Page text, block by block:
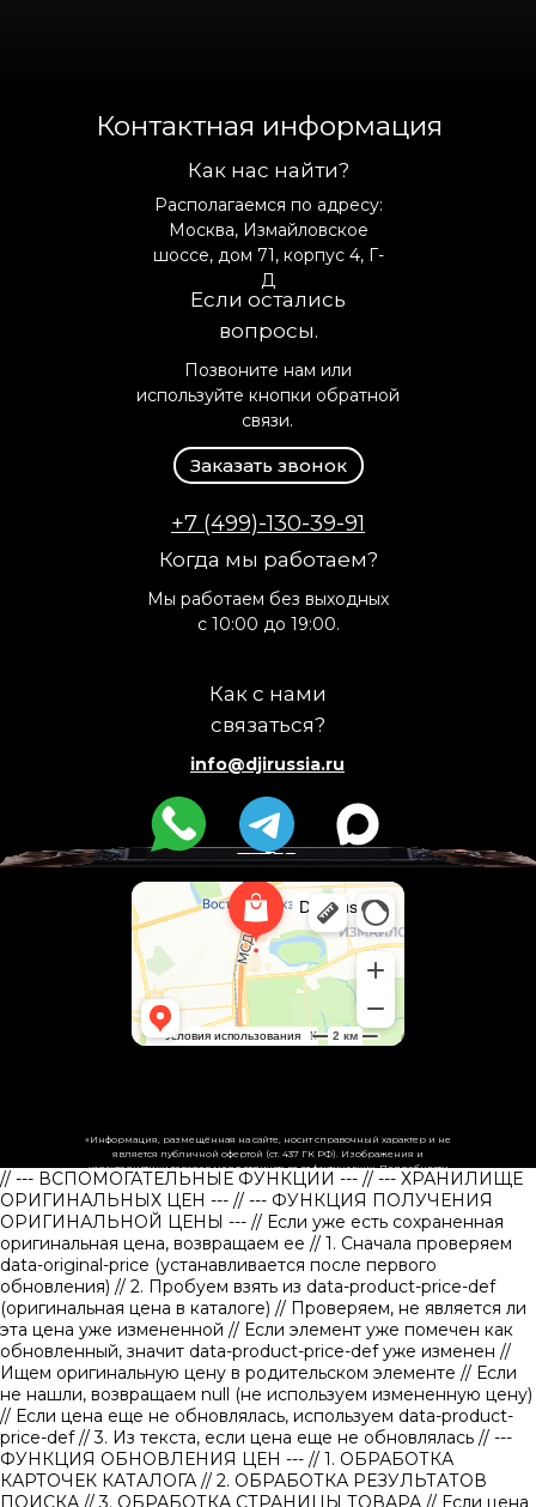
Как нас найти?
Когда мы работаем?
Если остались
вопросы.
Как с нами
связаться?
Располагаемся по адресу:
Москва, Измайловское
шоссе, дом 71, корпус 4, Г-
Д
Мы работаем без выходных
с 10:00 до 19:00.
Позвоните нам или
используйте кнопки обратной
связи.
+7 (499)-130-39-91
info@djirussia.ru
Заказать звонок
Контактная информация
«Информация, размещённая на сайте, носит справочный характер и не
является публичной офертой (ст. 437 ГК РФ). Изображения и
характеристики товаров могут отличаться от фактических. Подробности
уточняйте у менеджеров.»
// --- ВСПОМОГАТЕЛЬНЫЕ ФУНКЦИИ --- // --- ХРАНИЛИЩЕ
ОРИГИНАЛЬНЫХ ЦЕН --- // --- ФУНКЦИЯ ПОЛУЧЕНИЯ
ОРИГИНАЛЬНОЙ ЦЕНЫ --- // Если уже есть сохраненная
оригинальная цена, возвращаем ее // 1. Сначала проверяем
data-original-price (устанавливается после первого
обновления) // 2. Пробуем взять из data-product-price-def
(оригинальная цена в каталоге) // Проверяем, не является ли
эта цена уже измененной // Если элемент уже помечен как
обновленный, значит data-product-price-def уже изменен //
Ищем оригинальную цену в родительском элементе // Если
не нашли, возвращаем null (не используем измененную цену)
// Если цена еще не обновлялась, используем data-product-
price-def// 3. Из текста, если цена еще не обновлялась // ---
ФУНКЦИЯ ОБНОВЛЕНИЯ ЦЕН --- // 1. ОБРАБОТКА
КАРТОЧЕК КАТАЛОГА // 2. ОБРАБОТКА РЕЗУЛЬТАТОВ
ПОИСКА // 3. ОБРАБОТКА СТРАНИЦЫ ТОВАРА // Если цена